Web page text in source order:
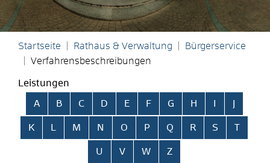
Startseite Rathaus & Verwaltung
Bürgerservice
Verfahrensbeschreibungen
Leistungen
Alphabetisches Register überspringen
A B C D E F G H
K L M N O P Q R S T
U V W Z